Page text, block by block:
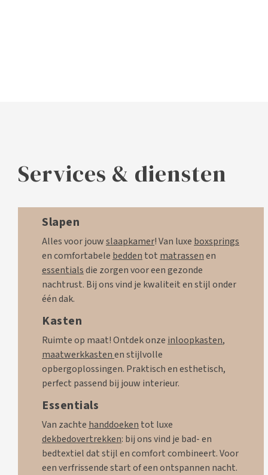
Services & diensten
Slapen
Alles voor jouwslaapkamer! Van luxe boxsprings
en comfortabele bedden tot matrassenen
essentialsdie zorgen voor een gezonde
nachtrust. Bij ons vind je kwaliteit en stijl onder
één dak.
Kasten
Ruimte op maat! Ontdek onze inloopkasten,
maatwerkkastenen stijlvolle
opbergoplossingen. Praktisch en esthetisch,
perfect passend bij jouw interieur.
Essentials
Van zachte handdoeken tot luxe
dekbedovertrekken: bij ons vind je bad- en
bedtextiel dat stijl en comfort combineert. Voor
een verfrissende start of een ontspannen nacht.